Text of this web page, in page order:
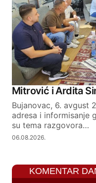
Mitrović i Ardita
Bujanovac, 6. avgust
adresa i informisanje
su tema razgovora…
06.08.2026.
KOMENTAR